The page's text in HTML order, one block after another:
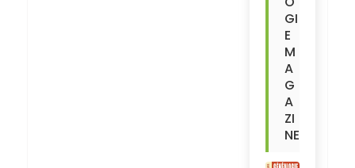
GI
E
M
A
G
A
ZI
NE